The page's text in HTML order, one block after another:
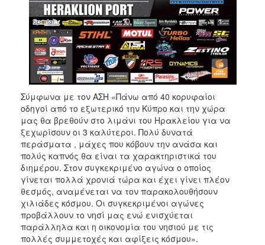
Σύμφωνα με τον ΑΣΗ «Πάνω από 40 κορυφαίοι
οδηγοί από το εξωτερικό την Κύπρο και την χώρα
μας θα βρεθούν στο λιμάνι του Ηρακλείου για να
ξεχωρίσουν οι 3 καλύτεροι. Πολύ δυνατά
περάσματα , μάχες που κόβουν την ανάσα και
πολύς καπνός θα είναι τα χαρακτηριστικά του
διημέρου. Στον συγκεκριμένο αγώνα ο οποίος
γίνεται πολλά χρονιά τώρα και έχει γίνει πλέον
θεσμός, αναμένεται να τον παρακολουθήσουν
χιλιάδες κόσμου. Οι συγκεκριμένοι αγώνες
προβάλλουν το νησί μας ενώ ενισχύεται
παράλληλα και η οικονομία του νησιού με τις
πολλές συμμετοχές και αφίξεις κόσμου».